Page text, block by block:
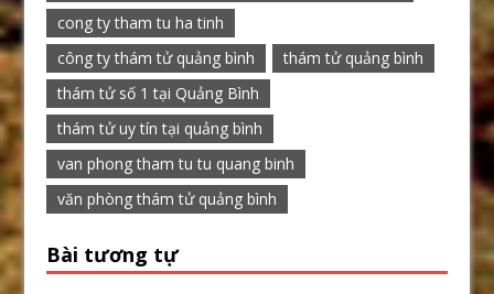
cong ty tham tu ha tinh
công ty thám tử quảng bình
thám tử quảng bình
thám tử số 1 tại Quảng Bình
thám tử uy tín tại quảng bình
van phong tham tu tu quang binh
văn phòng thám tử quảng bình
Bài tương tự